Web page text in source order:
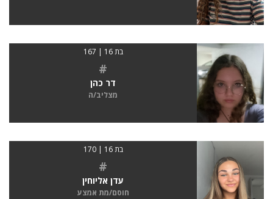
בת 16 | 167
#
דר כהן
מצליב/ה
בת 16 | 170
#
עדן אליוחין
חוסם/מת אמצע